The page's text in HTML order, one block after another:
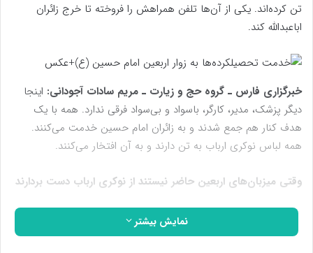
تن کرده‌اند. یکی از آن‌ها تلفن همراهش را فروخته تا خرج زائران
اباعبدالله کند.
خبرگزاری فارس ـ گروه حج و زیارت ـ مریم سادات آجودانی: اینجا
دیگر پزشک، مدیر، کارگر، باسواد و بی‌سواد فرقی ندارد. همه با یک
هدف کنار هم جمع شدند و به زائران امام حسین خدمت می‌کنند.
همه لباس نوکری ارباب به تن دارند ‌‌و به آن افتخار می‌کنند.
وقتی میزبان‌های اربعین حاضر نیستند از نوکری ارباب دست بردارند
در هر گوشه از مسیر پیاده‌روی اربعین که نگاه کنی، افراد با هر سمت و
جایگاهی برای خدمت آمده‌اند. هر کدام عشق به حسین علیه‌السلام را
نمایش بیشتر